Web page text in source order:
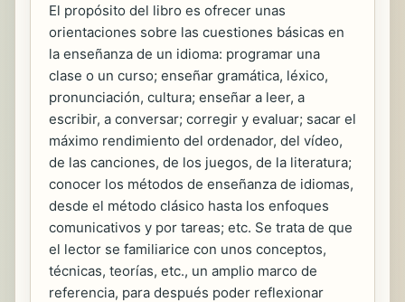
El propósito del libro es ofrecer unas
orientaciones sobre las cuestiones básicas en
la enseñanza de un idioma: programar una
clase o un curso; enseñar gramática, léxico,
pronunciación, cultura; enseñar a leer, a
escribir, a conversar; corregir y evaluar; sacar el
máximo rendimiento del ordenador, del vídeo,
de las canciones, de los juegos, de la literatura;
conocer los métodos de enseñanza de idiomas,
desde el método clásico hasta los enfoques
comunicativos y por tareas; etc. Se trata de que
el lector se familiarice con unos conceptos,
técnicas, teorías, etc., un amplio marco de
referencia, para después poder reflexionar